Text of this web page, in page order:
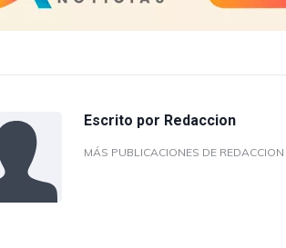
Escrito por Redaccion
MÁS PUBLICACIONES DE REDACCION